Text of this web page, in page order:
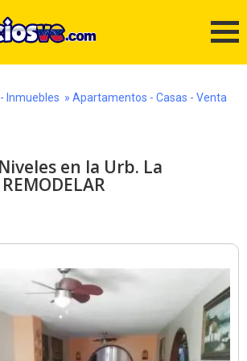
Inmuebles » Apartamentos - Casas - Venta
en la Urb. La